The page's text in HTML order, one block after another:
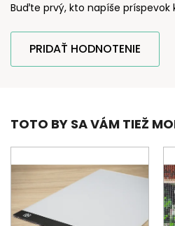
Buďte prvý, kto napíše príspevok
PRIDAŤ HODNOTENIE
TOTO BY SA VÁM TIEŽ